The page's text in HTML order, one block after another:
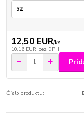
12,50 EUR/ks
10,16 EUR bez DPH
Číslo produktu: